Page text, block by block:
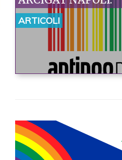
ARTICOLI